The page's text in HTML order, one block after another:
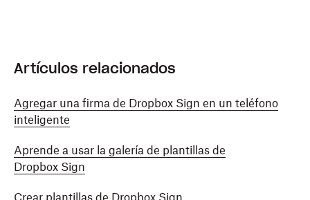
Artículos relacionados
Agregar una firma de Dropbox Sign en un teléfono
inteligente
Aprende a usar la galería de plantillas de
Dropbox Sign
Crear plantillas de Dropbox Sign